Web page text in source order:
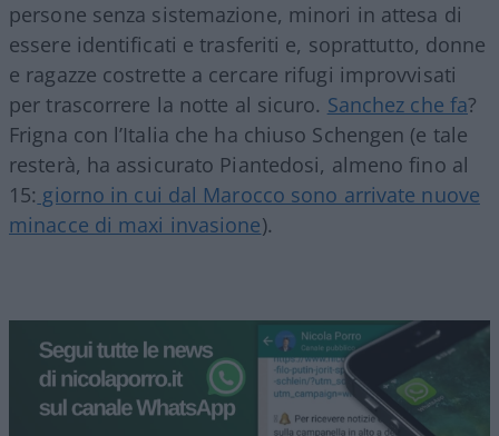
persone senza sistemazione, minori in attesa di
essere identificati e trasferiti e, soprattutto, donne
e ragazze costrette a cercare rifugi improvvisati
per trascorrere la notte al sicuro. Sanchez che fa?
Frigna con l’Italia che ha chiuso Schengen (e tale
resterà, ha assicurato Piantedosi, almeno fino al
15: giorno in cui dal Marocco sono arrivate nuove
minacce di maxi invasione).